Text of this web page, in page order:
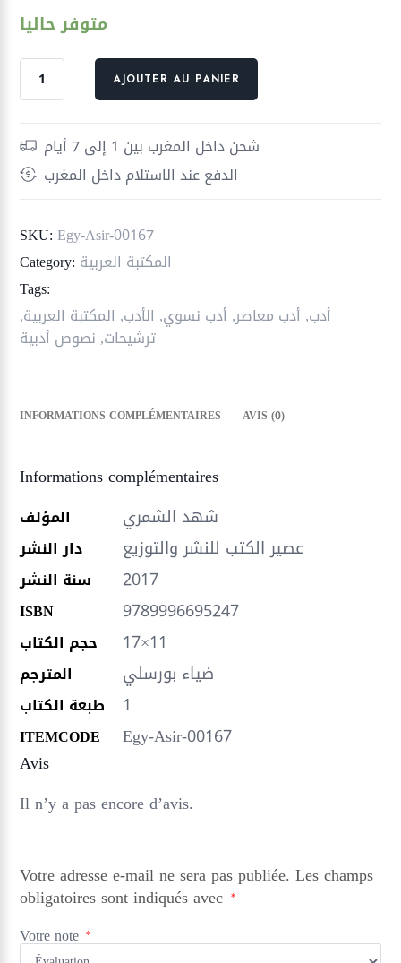
متوفر حاليا
quantité
في
50/50
THE
OF
50/50
AJOUTER AU PANIER
شحن داخل المغرب بين 1 إلى 7 أيام
الدفع عند الاستلام داخل المغرب
SKU: Egy-Asir-00167
Category: المكتبة العربية
Tags:
أدب,أدب معاصر,أدب نسوي, الأدب, المكتبة العربية,
ترشيحات,نصوص أدبية
INFORMATIONS COMPLÉMENTAIRES AVIS (0)
Informations complémentaires
المؤلف شهد الشمري
دار النشر عصير الكتب للنشر والتوزيع
سنة النشر 2017
ISBN 9789996695247
حجم الكتاب 17×11
المترجم ضياء بورسلي
طبعة الكتاب 1
ITEMCODE
Egy-Asir-00167
Avis
Il n’y a pas encore d’avis.
Votre adresse e-mail ne sera pas publiée. Les champs
obligatoires sont indiqués avec *
Votre note *